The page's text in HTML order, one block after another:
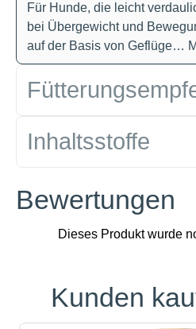
Für Hunde, die leicht
bei Übergewicht und
auf der Basis von Geflüge…
Inhaltsstoffe
Bewertungen
Produktgalerie überspringen
Kunden